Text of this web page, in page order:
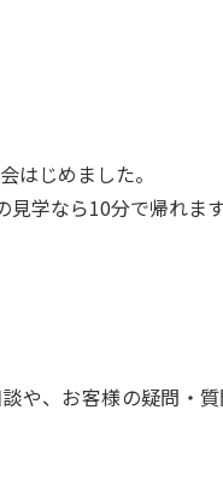
はじめました。
学なら10分で帰れます
や、お客様の疑問・